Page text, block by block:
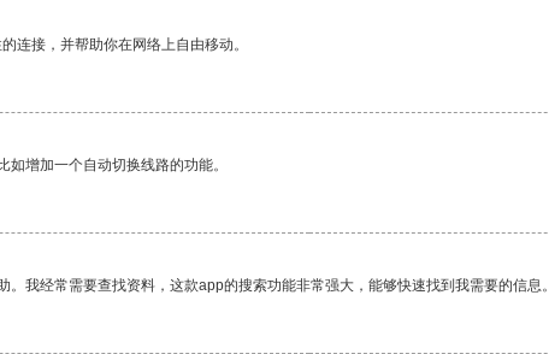
连接，并帮助你在网络上自由移动。
增加一个自动切换线路的功能。
我经常需要查找资料，这款app的搜索功能非常强大，能够快速找到我需要的信息。